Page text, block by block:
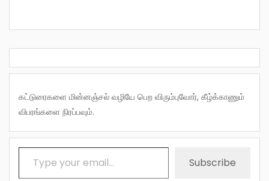
கட்டுரைகளை மின்னஞ்சல் வழியே பெற விரும்புவோர், கீழ்க்காணும்
விபரங்களை நிரப்பவும்.
Type your email…
Subscribe